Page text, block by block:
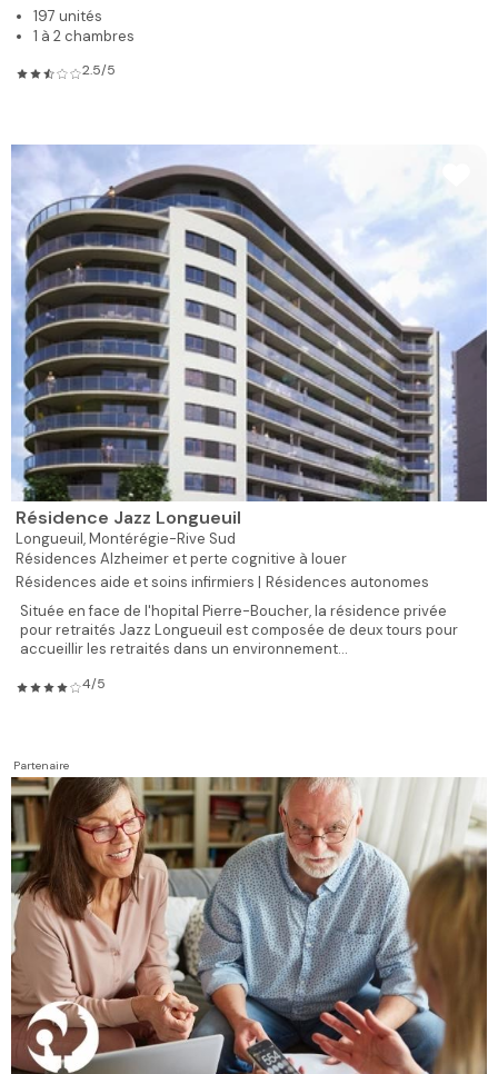
197 unités
1 à 2 chambres
2.5/5
Résidence Jazz Longueuil
Longueuil,Montérégie-Rive Sud
Résidences Alzheimer et perte cognitive à louer
Résidences aide et soins infirmiers | Résidences autonomes
Située en face de l'hopital Pierre-Boucher, la résidence privée
pour retraités Jazz Longueuil est composée de deux tours pour
accueillir les retraités dans un environnement...
4/5
Partenaire